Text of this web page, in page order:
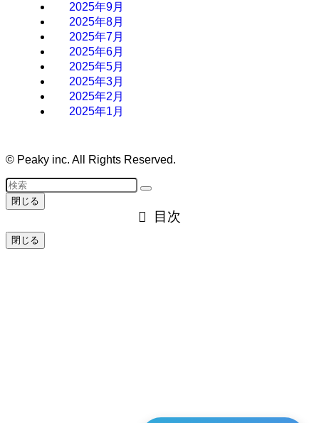
2025年9月
2025年8月
2025年7月
2025年6月
2025年5月
2025年3月
2025年2月
2025年1月
© Peaky inc. All Rights Reserved.
閉じる
目次
閉じる